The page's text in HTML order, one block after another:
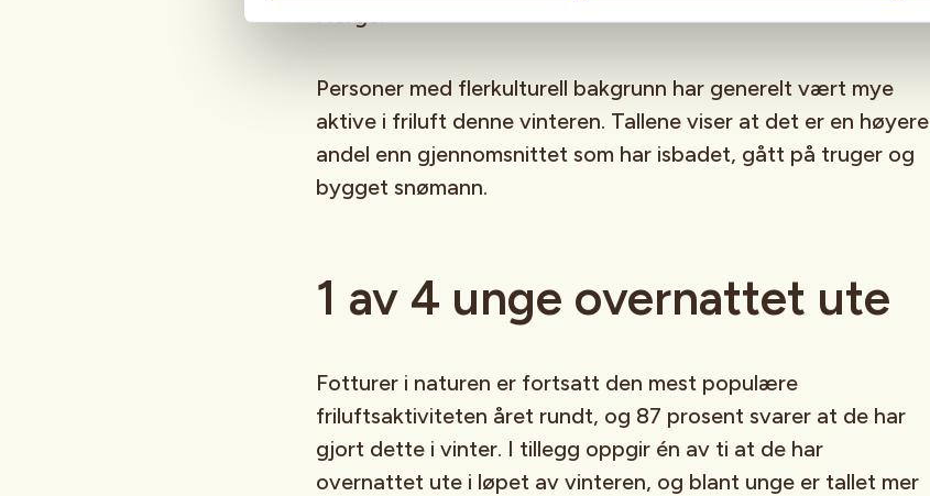
Norge.
Personer med flerkulturell bakgrunn har generelt vært mye
aktive i friluft denne vinteren. Tallene viser at det er en høyere
andel enn gjennomsnittet som har isbadet, gått på truger og
bygget snømann.
1 av 4 unge overnattet ute
Fotturer i naturen er fortsatt den mest populære
friluftsaktiviteten året rundt, og 87 prosent svarer at de har
gjort dette i vinter. I tillegg oppgir én av ti at de har
overnattet ute i løpet av vinteren, og blant unge er tallet mer